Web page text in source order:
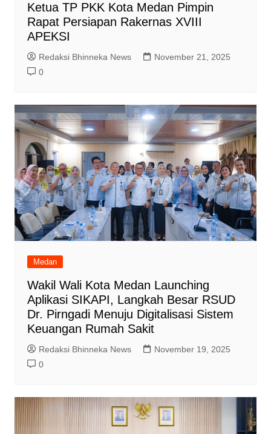
Ketua TP PKK Kota Medan Pimpin
Rapat Persiapan Rakernas XVIII
APEKSI
Redaksi Bhinneka News
November 21, 2025
0
Medan
Wakil Wali Kota Medan Launching
Aplikasi SIKAPI, Langkah Besar RSUD
Dr. Pirngadi Menuju Digitalisasi Sistem
Keuangan Rumah Sakit
Redaksi Bhinneka News
November 19, 2025
0